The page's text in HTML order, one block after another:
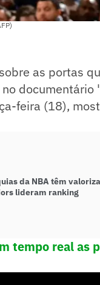
as portas
documentário
feira (18),
da NBA têm
lideram ranking
tempo real as